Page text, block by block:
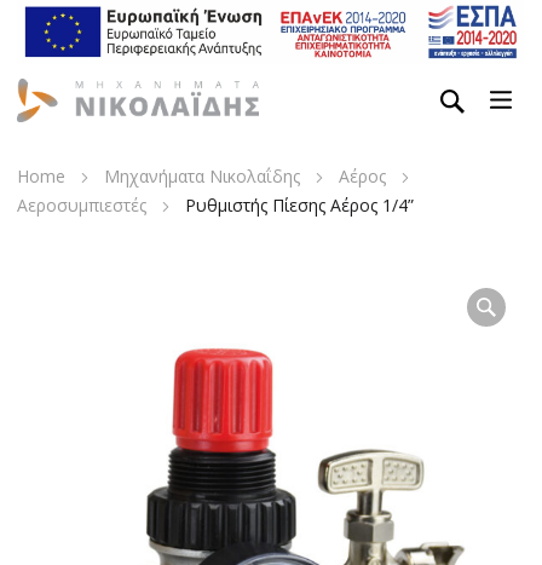
Home Μηχανήματα Νικολαΐδης
Αέρος
Αεροσυμπιεστές
Ρυθμιστής Πίεσης Αέρος 1/4”